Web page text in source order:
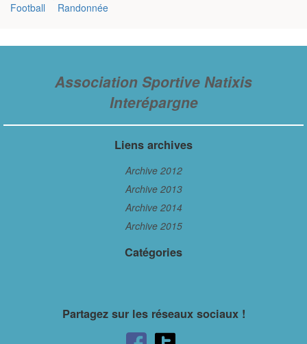
Football
Randonnée
Association Sportive Natixis
Interépargne
Liens archives
Archive 2012
Archive 2013
Archive 2014
Archive 2015
Catégories
Partagez sur les réseaux sociaux !